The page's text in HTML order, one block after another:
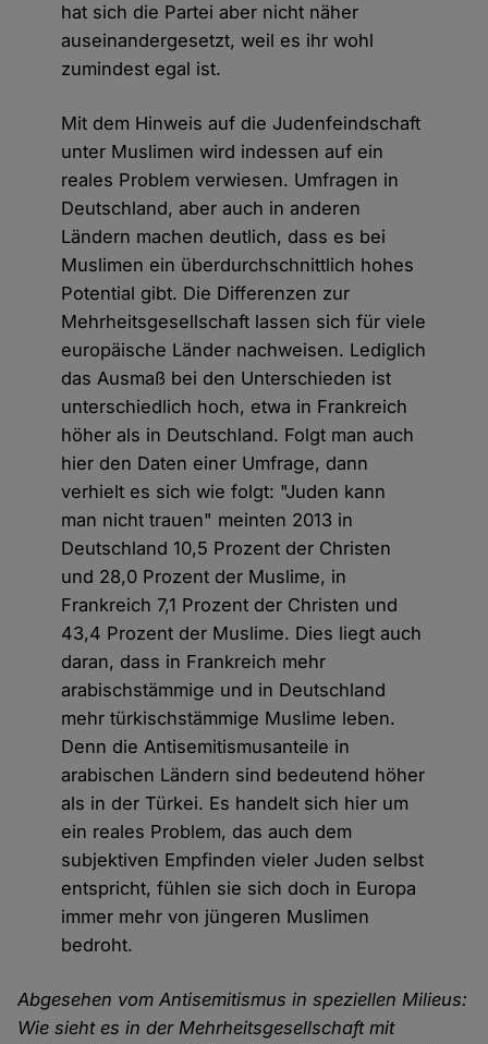
hat sich die Partei aber nicht näher
auseinandergesetzt, weil es ihr wohl
zumindest egal ist.
Mit dem Hinweis auf die Judenfeindschaft
unter Muslimen wird indessen auf ein
reales Problem verwiesen. Umfragen in
Deutschland, aber auch in anderen
Ländern machen deutlich, dass es bei
Muslimen ein überdurchschnittlich hohes
Potential gibt. Die Differenzen zur
Mehrheitsgesellschaft lassen sich für viele
europäische Länder nachweisen. Lediglich
das Ausmaß bei den Unterschieden ist
unterschiedlich hoch, etwa in Frankreich
höher als in Deutschland. Folgt man auch
hier den Daten einer Umfrage, dann
verhielt es sich wie folgt: "Juden kann
man nicht trauen" meinten 2013 in
Deutschland 10,5 Prozent der Christen
und 28,0 Prozent der Muslime, in
Frankreich 7,1 Prozent der Christen und
43,4 Prozent der Muslime. Dies liegt auch
daran, dass in Frankreich mehr
arabischstämmige und in Deutschland
mehr türkischstämmige Muslime leben.
Denn die Antisemitismusanteile in
arabischen Ländern sind bedeutend höher
als in der Türkei. Es handelt sich hier um
ein reales Problem, das auch dem
subjektiven Empfinden vieler Juden selbst
entspricht, fühlen sie sich doch in Europa
immer mehr von jüngeren Muslimen
bedroht.
Abgesehen vom Antisemitismus in speziellen Milieus:
Wie sieht es in der Mehrheitsgesellschaft mit